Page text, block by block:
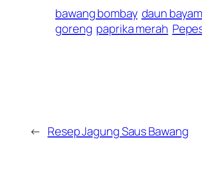
bawang bombay daun bayam
goreng paprika merah
← Resep Jagung Saus Bawang